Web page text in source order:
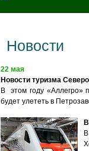
Новости
22 мая
Новости туризма
В этом году «Аллегро»
будет улететь в